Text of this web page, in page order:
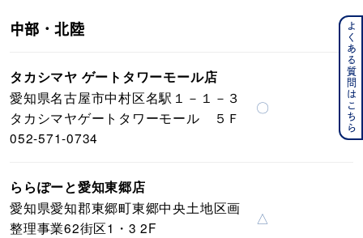
中部・北陸
タカシマヤ ゲートタワーモール店
愛知県名古屋市中村区名駅１－１－３
タカシマヤゲートタワーモール ５Ｆ
052-571-0734
〇
ららぽーと愛知東郷店
愛知県愛知郡東郷町東郷中央土地区画
整理事業62街区1・3 2F
△
よくある質問はこちら